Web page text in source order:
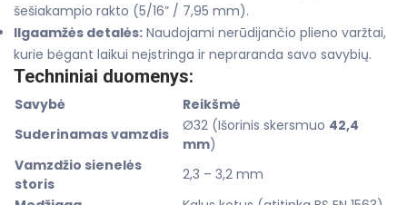
šešiakampio rakto (5/16” / 7,95 mm).
Ilgaamžės detalės: Naudojami nerūdijančio plieno varžtai,
kurie bėgant laikui neįstringa ir nepraranda savo savybių.
Techniniai duomenys:
Savybė
Reikšmė
Suderinamas vamzdis
Ø32 (Išorinis skersmuo 42,4
mm)
Vamzdžio sienelės
storis
2,3 – 3,2 mm